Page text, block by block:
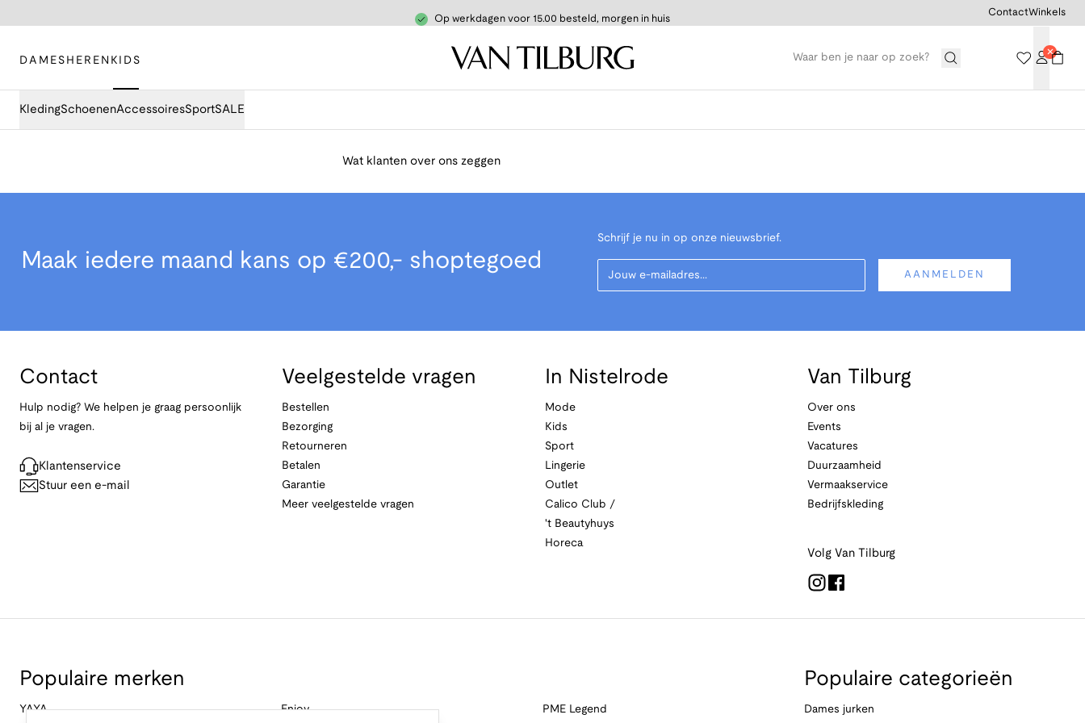
Op werkdagen voor 15.00 besteld, morgen in huis
DAMES HEREN KIDS
KledingSchoenenAccessoiresSportSALE
ContactWinkels
Wat klanten over ons zeggen
Maak iedere maand kans op €200,- shoptegoed
Schrijf je nu in op onze nieuwsbrief.
Your Email
AANMELDEN
Contact
Hulp nodig? We helpen je graag persoonlijk
bij al je vragen.
Klantenservice
Stuur een e-mail
Veelgestelde vragen
Bestellen
Bezorging
Retourneren
Betalen
Garantie
Meer veelgestelde vragen
In Nistelrode
Mode
Kids
Sport
Lingerie
Outlet
Calico Club /
't Beautyhuys
Horeca
Van Tilburg
Over ons
Events
Vacatures
Duurzaamheid
Vermaakservice
Bedrijfskleding
Volg Van Tilburg
Populaire merken
YAYA Enjoy PME Legend
Populaire categorieën
Dames jurken